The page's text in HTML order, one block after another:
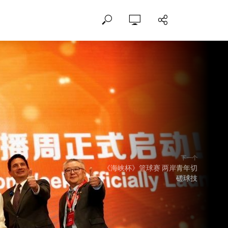
下一个
《海峡杯》篮球赛 两岸青年切
磋球技